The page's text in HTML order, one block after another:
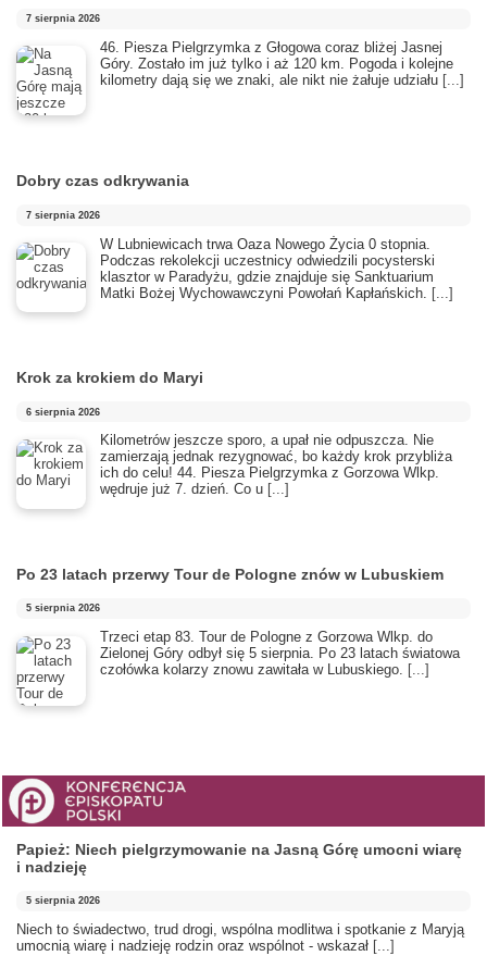
7 sierpnia 2026
46. Piesza Pielgrzymka z Głogowa coraz bliżej Jasnej
Góry. Zostało im już tylko i aż 120 km. Pogoda i kolejne
kilometry dają się we znaki, ale nikt nie żałuje udziału [...]
Dobry czas odkrywania
7 sierpnia 2026
​W Lubniewicach trwa Oaza Nowego Życia 0 stopnia.
Podczas rekolekcji uczestnicy odwiedzili pocysterski
klasztor w Paradyżu, gdzie znajduje się Sanktuarium
Matki Bożej Wychowawczyni Powołań Kapłańskich. [...]
Krok za krokiem do Maryi
6 sierpnia 2026
Kilometrów jeszcze sporo, a upał nie odpuszcza. Nie
zamierzają jednak rezygnować, bo każdy krok przybliża
ich do celu! 44. Piesza Pielgrzymka z Gorzowa Wlkp.
wędruje już 7. dzień. Co u [...]
Po 23 latach przerwy Tour de Pologne znów w Lubuskiem
5 sierpnia 2026
Trzeci etap 83. Tour de Pologne z Gorzowa Wlkp. do
Zielonej Góry odbył się 5 sierpnia. Po 23 latach światowa
czołówka kolarzy znowu zawitała w Lubuskiego. [...]
Papież: Niech pielgrzymowanie na Jasną Górę umocni wiarę
i nadzieję
5 sierpnia 2026
Niech to świadectwo, trud drogi, wspólna modlitwa i spotkanie z Maryją
umocnią wiarę i nadzieję rodzin oraz wspólnot - wskazał [...]